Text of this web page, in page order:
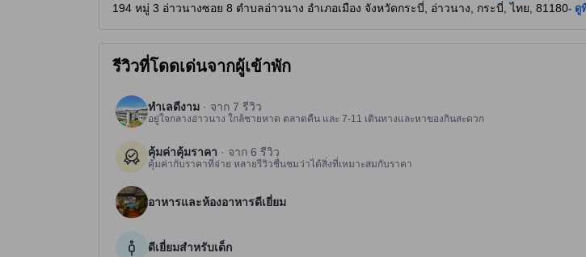
194 หมู่ 3 อ่าวนางซอย 8 ตำบลอ่าวนาง อำเภอเมือง จังหวัดกระบี่, อ่าวนาง, กระบี่, ไทย, 81180- ดู
รีวิวที่โดดเด่นจากผู้เข้าพัก
ทำเลดีงาม· จาก 7 รีวิว
อยู่ใจกลางอ่าวนาง ใกล้ชายหาด ตลาดคืน และ 7‑11 เดินทางและหาของกินสะดวก
คุ้มค่าคุ้มราคา · จาก 6 รีวิว
คุ้มค่ากับราคาที่จ่าย หลายรีวิวชื่นชมว่าได้สิ่งที่เหมาะสมกับราคา
อาหารและห้องอาหารดีเยี่ยม
ดีเยี่ยมสำหรับเด็ก